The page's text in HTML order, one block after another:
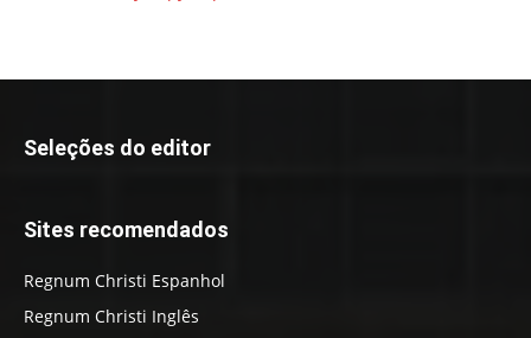
Seleções do editor
Sites recomendados
Regnum Christi Espanhol
Regnum Christi Inglês